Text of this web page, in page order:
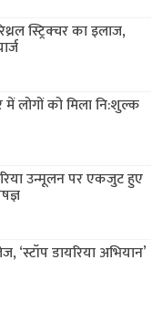
स्ट्रिक्चर का इलाज,
लोगों को मिला नि:शुल्क
उन्मूलन पर एकजुट हुए
डायरिया अभियान’